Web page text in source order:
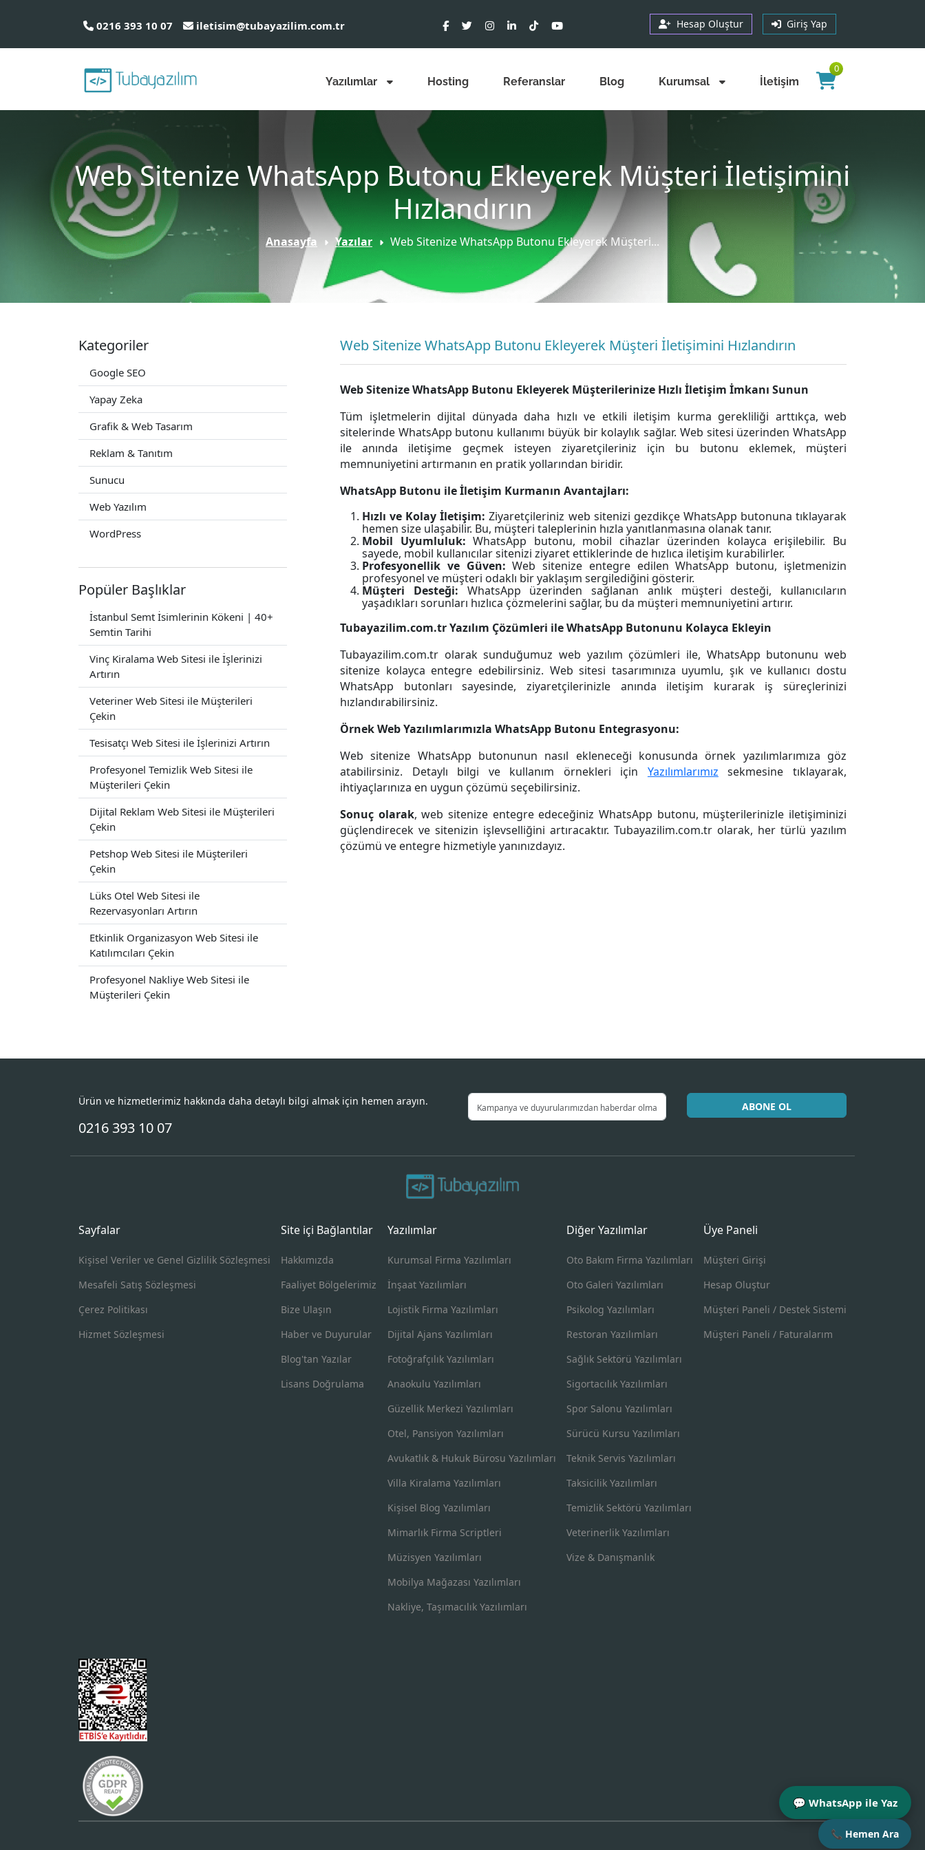
0216 393 10 07 iletisim@tubayazilim.com.tr Hesap Oluştur Giriş Yap
Yazılımlar Hosting Referanslar Blog Kurumsal İletişim
0
💬 WhatsApp ile Yaz
📞 Hemen Ara
Web Sitenize WhatsApp Butonu Ekleyerek Müşteri İletişimini
Hızlandırın
Anasayfa Yazılar Web Sitenize WhatsApp Butonu Ekleyerek Müşteri...
Kategoriler
Google SEO
Yapay Zeka
Grafik & Web Tasarım
Reklam & Tanıtım
Sunucu
Web Yazılım
WordPress
Popüler Başlıklar
İstanbul Semt İsimlerinin Kökeni | 40+
Semtin Tarihi
Vinç Kiralama Web Sitesi ile İşlerinizi
Artırın
Veteriner Web Sitesi ile Müşterileri
Çekin
Tesisatçı Web Sitesi ile İşlerinizi Artırın
Profesyonel Temizlik Web Sitesi ile
Müşterileri Çekin
Dijital Reklam Web Sitesi ile Müşterileri
Çekin
Petshop Web Sitesi ile Müşterileri
Çekin
Lüks Otel Web Sitesi ile
Rezervasyonları Artırın
Etkinlik Organizasyon Web Sitesi ile
Katılımcıları Çekin
Profesyonel Nakliye Web Sitesi ile
Müşterileri Çekin
Web Sitenize WhatsApp Butonu Ekleyerek Müşteri İletişimini Hızlandırın
Web Sitenize WhatsApp Butonu Ekleyerek Müşterilerinize Hızlı İletişim İmkanı Sunun
Tüm işletmelerin dijital dünyada daha hızlı ve etkili iletişim kurma gerekliliği arttıkça, web
sitelerinde WhatsApp butonu kullanımı büyük bir kolaylık sağlar. Web sitesi üzerinden WhatsApp
ile anında iletişime geçmek isteyen ziyaretçileriniz için bu butonu eklemek, müşteri
memnuniyetini artırmanın en pratik yollarından biridir.
WhatsApp Butonu ile İletişim Kurmanın Avantajları:
Hızlı ve Kolay İletişim: Ziyaretçileriniz web sitenizi gezdikçe WhatsApp butonuna tıklayarak
hemen size ulaşabilir. Bu, müşteri taleplerinin hızla yanıtlanmasına olanak tanır.
Mobil Uyumluluk: WhatsApp butonu, mobil cihazlar üzerinden kolayca erişilebilir. Bu
sayede, mobil kullanıcılar sitenizi ziyaret ettiklerinde de hızlıca iletişim kurabilirler.
Profesyonellik ve Güven: Web sitenize entegre edilen WhatsApp butonu, işletmenizin
profesyonel ve müşteri odaklı bir yaklaşım sergilediğini gösterir.
Müşteri Desteği:WhatsApp üzerinden sağlanan anlık müşteri desteği, kullanıcıların
yaşadıkları sorunları hızlıca çözmelerini sağlar, bu da müşteri memnuniyetini artırır.
Tubayazilim.com.tr Yazılım Çözümleri ile WhatsApp Butonunu Kolayca Ekleyin
Tubayazilim.com.tr olarak sunduğumuz web yazılım çözümleri ile, WhatsApp butonunu web
sitenize kolayca entegre edebilirsiniz. Web sitesi tasarımınıza uyumlu, şık ve kullanıcı dostu
WhatsApp butonları sayesinde, ziyaretçilerinizle anında iletişim kurarak iş süreçlerinizi
hızlandırabilirsiniz.
Örnek Web Yazılımlarımızla WhatsApp Butonu Entegrasyonu:
Web sitenize WhatsApp butonunun nasıl ekleneceği konusunda örnek yazılımlarımıza göz
atabilirsiniz. Detaylı bilgi ve kullanım örnekleri için Yazılımlarımız sekmesine tıklayarak,
ihtiyaçlarınıza en uygun çözümü seçebilirsiniz.
Sonuç olarak, web sitenize entegre edeceğiniz WhatsApp butonu, müşterilerinizle iletişiminizi
güçlendirecek ve sitenizin işlevselliğini artıracaktır. Tubayazilim.com.tr olarak, her türlü yazılım
çözümü ve entegre hizmetiyle yanınızdayız.
Ürün ve hizmetlerimiz hakkında daha detaylı bilgi almak için hemen arayın.
0216 393 10 07
ABONE OL
Sayfalar
Kişisel Veriler ve Genel Gizlilik Sözleşmesi
Mesafeli Satış Sözleşmesi
Çerez Politikası
Hizmet Sözleşmesi
Site içi Bağlantılar
Hakkımızda
Faaliyet Bölgelerimiz
Bize Ulaşın
Haber ve Duyurular
Blog'tan Yazılar
Lisans Doğrulama
Yazılımlar
Kurumsal Firma Yazılımları
İnşaat Yazılımları
Lojistik Firma Yazılımları
Dijital Ajans Yazılımları
Fotoğrafçılık Yazılımları
Anaokulu Yazılımları
Güzellik Merkezi Yazılımları
Otel, Pansiyon Yazılımları
Avukatlık & Hukuk Bürosu Yazılımları
Villa Kiralama Yazılımları
Kişisel Blog Yazılımları
Mimarlık Firma Scriptleri
Müzisyen Yazılımları
Mobilya Mağazası Yazılımları
Nakliye, Taşımacılık Yazılımları
Diğer Yazılımlar
Oto Bakım Firma Yazılımları
Oto Galeri Yazılımları
Psikolog Yazılımları
Restoran Yazılımları
Sağlık Sektörü Yazılımları
Sigortacılık Yazılımları
Spor Salonu Yazılımları
Sürücü Kursu Yazılımları
Teknik Servis Yazılımları
Taksicilik Yazılımları
Temizlik Sektörü Yazılımları
Veterinerlik Yazılımları
Vize & Danışmanlık
Üye Paneli
Müşteri Girişi
Hesap Oluştur
Müşteri Paneli / Destek Sistemi
Müşteri Paneli / Faturalarım